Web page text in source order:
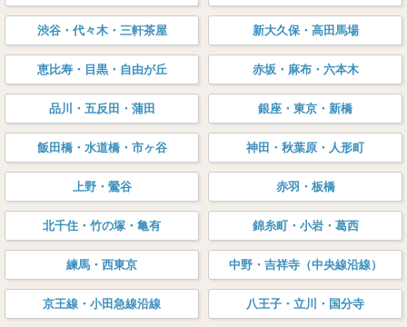
渋谷・代々木・三軒茶屋 新大久保・高田馬場
恵比寿・目黒・自由が丘 赤坂・麻布・六本木
品川・五反田・蒲田 銀座・東京・新橋
飯田橋・水道橋・市ヶ谷 神田・秋葉原・人形町
上野・鶯谷 赤羽・板橋
北千住・竹の塚・亀有 錦糸町・小岩・葛西
練馬・西東京 中野・吉祥寺（中央線沿線）
京王線・小田急線沿線 八王子・立川・国分寺